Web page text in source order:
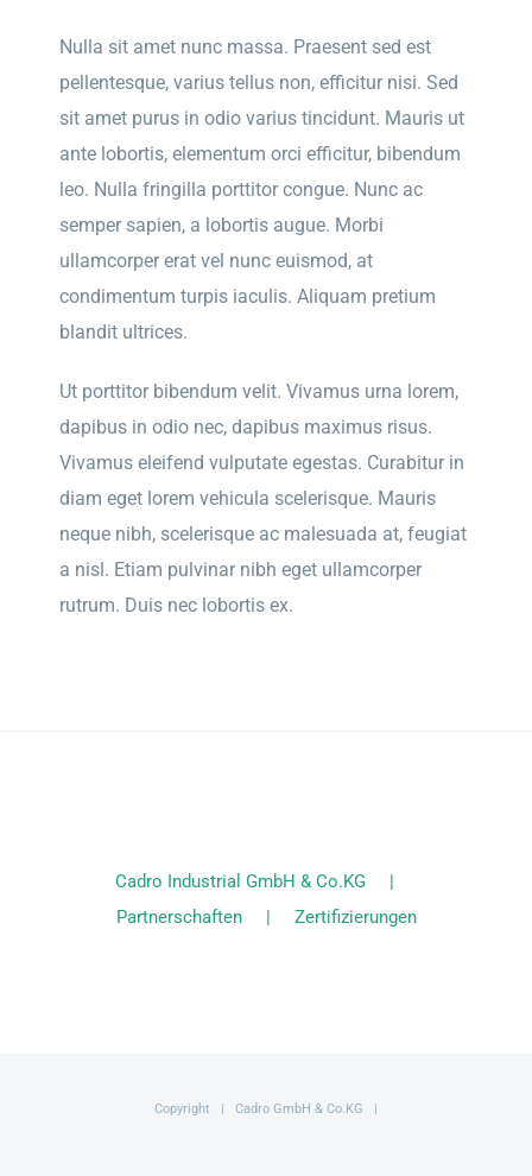
Nulla sit amet nunc massa. Praesent sed est
pellentesque, varius tellus non, efficitur nisi. Sed
sit amet purus in odio varius tincidunt. Mauris ut
ante lobortis, elementum orci efficitur, bibendum
leo. Nulla fringilla porttitor congue. Nunc ac
semper sapien, a lobortis augue. Morbi
ullamcorper erat vel nunc euismod, at
condimentum turpis iaculis. Aliquam pretium
blandit ultrices.
Ut porttitor bibendum velit. Vivamus urna lorem,
dapibus in odio nec, dapibus maximus risus.
Vivamus eleifend vulputate egestas. Curabitur in
diam eget lorem vehicula scelerisque. Mauris
neque nibh, scelerisque ac malesuada at, feugiat
a nisl. Etiam pulvinar nibh eget ullamcorper
rutrum. Duis nec lobortis ex.
Cadro Industrial GmbH & Co.KG
Partnerschaften
Zertifizierungen
Copyright | Cadro GmbH & Co.KG |